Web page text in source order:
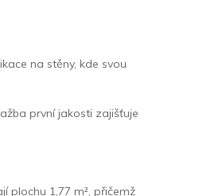
na stěny, kde svou
první jakosti zajišťuje
plochu 1,77 m², přičemž